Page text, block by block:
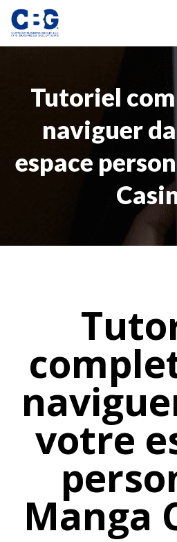
Tutoriel
naviguer
espace
votre
Manga